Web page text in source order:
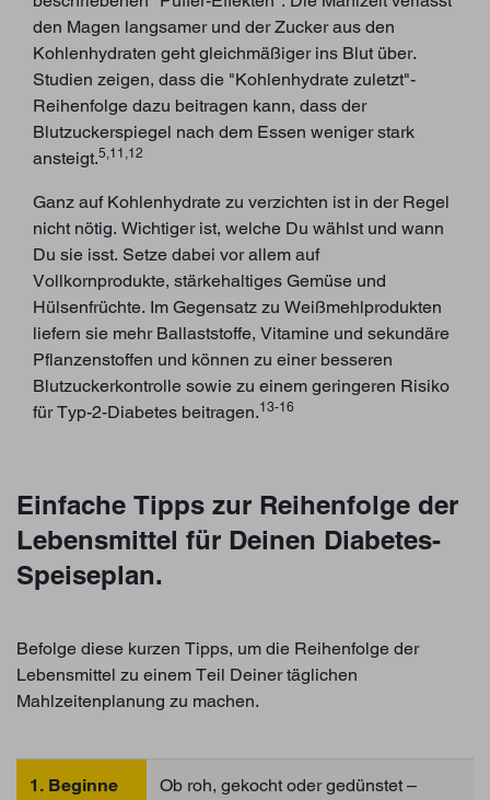
den Magen langsamer und der Zucker aus den
Kohlenhydraten geht gleichmäßiger ins Blut über.
Studien zeigen, dass die "Kohlenhydrate zuletzt"-
Reihenfolge dazu beitragen kann, dass der
Blutzuckerspiegel nach dem Essen weniger stark
ansteigt.5,11,12
Ganz auf Kohlenhydrate zu verzichten ist in der Regel
nicht nötig. Wichtiger ist, welche Du wählst und wann
Du sie isst. Setze dabei vor allem auf
Vollkornprodukte, stärkehaltiges Gemüse und
Hülsenfrüchte. Im Gegensatz zu Weißmehlprodukten
liefern sie mehr Ballaststoffe, Vitamine und sekundäre
Pflanzenstoffen und können zu einer besseren
Blutzuckerkontrolle sowie zu einem geringeren Risiko
für Typ-2-Diabetes beitragen.13-16
Einfache Tipps zur Reihenfolge der
Lebensmittel für Deinen Diabetes-
Speiseplan.
Befolge diese kurzen Tipps, um die Reihenfolge der
Lebensmittel zu einem Teil Deiner täglichen
Mahlzeitenplanung zu machen.
1. Beginne
Ob roh, gekocht oder gedünstet –